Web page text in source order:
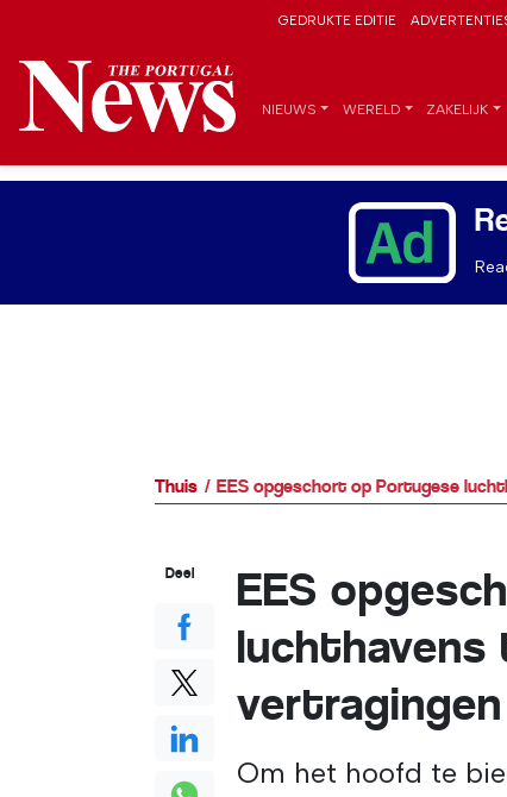
GEDRUKTE EDITIE
NIEUWS WERELD ZAKELIJK
Thuis EES opgeschort op Portugese
EES
luchthavens
Om het hoofd te
Deel